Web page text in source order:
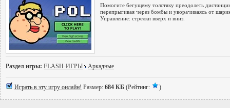
Помогите бегущему толстяку преодолеть
перепрыгивая через бомбы и уворачиваясь от
Управление: стрелки вверх и вниз.
Раздел игры: FLASH-ИГРЫ Аркадные
Играть в эту игру онлайн! Размер: 684 КБ (Рейтинг: )